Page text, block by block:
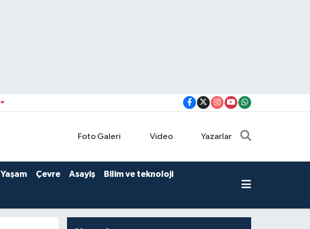
Foto Galeri Video Yazarlar
Yaşam Çevre Asayiş Bilim ve teknoloji